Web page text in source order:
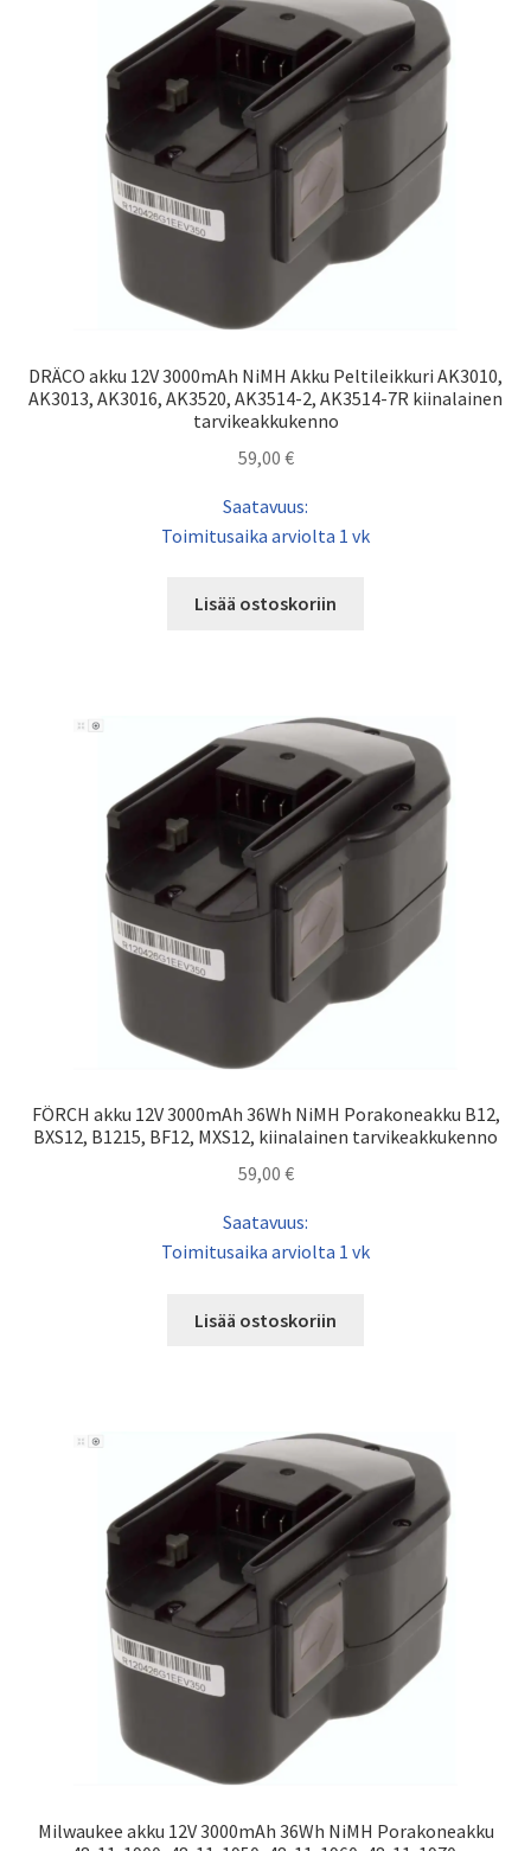
DRÄCO akku 12V 3000mAh NiMH Akku Peltileikkuri AK3010,
AK3013, AK3016, AK3520, AK3514-2, AK3514-7R kiinalainen
tarvikeakkukenno
59,00 €
Saatavuus:
Toimitusaika arviolta 1 vk
Lisää ostoskoriin
FÖRCH akku 12V 3000mAh 36Wh NiMH Porakoneakku B12,
BXS12, B1215, BF12, MXS12, kiinalainen tarvikeakkukenno
59,00 €
Saatavuus:
Toimitusaika arviolta 1 vk
Lisää ostoskoriin
Milwaukee akku 12V 3000mAh 36Wh NiMH Porakoneakku